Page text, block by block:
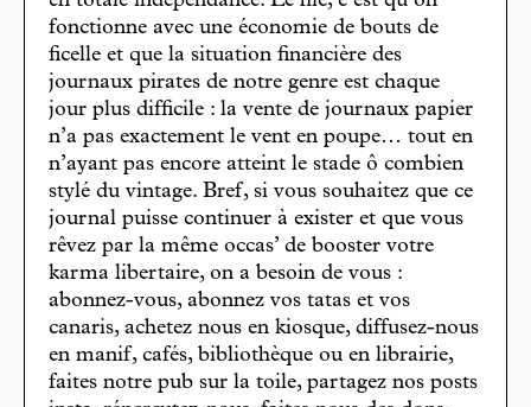
fonctionne avec une économie de bouts de
ficelle et que la situation financière des
journaux pirates de notre genre est chaque
jour plus difficile : la vente de journaux papier
n’a pas exactement le vent en poupe… tout en
n’ayant pas encore atteint le stade ô combien
stylé du vintage. Bref, si vous souhaitez que ce
journal puisse continuer à exister et que vous
rêvez par la même occas’ de booster votre
karma libertaire, on a besoin de vous :
abonnez-vous, abonnez vos tatas et vos
canaris, achetez nous en kiosque, diffusez-nous
en manif, cafés, bibliothèque ou en librairie,
faites notre pub sur la toile, partagez nos posts